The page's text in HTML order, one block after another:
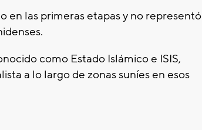
en las primeras etapas y no representó
como Estado Islámico e ISIS,
a lo largo de zonas suníes en esos